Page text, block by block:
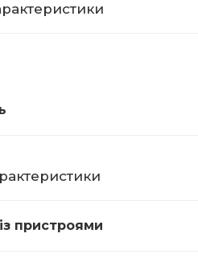
пристроями